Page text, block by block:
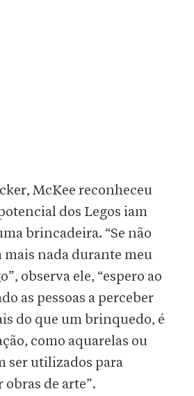
McKee reconheceu
dos Legos iam
brincadeira. “Se não
mais nada durante meu
observa ele, “espero ao
as pessoas a perceber
do que um brinquedo, é
, como aquarelas ou
ser utilizados para
obras de arte”.